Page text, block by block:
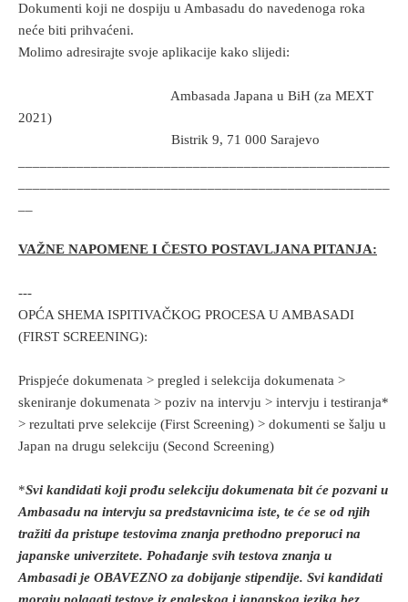
Dokumenti koji ne dospiju u Ambasadu do navedenoga roka
neće biti prihvaćeni.
Molimo adresirajte svoje aplikacije kako slijedi:
Ambasada Japana u BiH (za MEXT
2021)
Bistrik 9, 71 000 Sarajevo
VAŽNE NAPOMENE I ČESTO POSTAVLJANA PITANJA:
---
OPĆA SHEMA ISPITIVAČKOG PROCESA U AMBASADI
(FIRST SCREENING):
Prispjeće dokumenata > pregled i selekcija dokumenata >
skeniranje dokumenata > poziv na intervju > intervju i testiranja*
> rezultati prve selekcije (First Screening) > dokumenti se šalju u
Japan na drugu selekciju (Second Screening)
*Svi kandidati koji prođu selekciju dokumenata bit će pozvani u
Ambasadu na intervju sa predstavnicima iste, te će se od njih
tražiti da pristupe testovima znanja prethodno preporuci na
japanske univerzitete. Pohađanje svih testova znanja u
Ambasadi je OBAVEZNO za dobijanje stipendije. Svi kandidati